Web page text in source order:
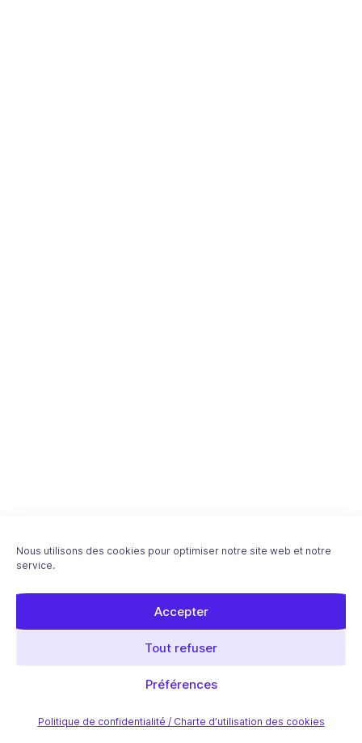
Nous utilisons des cookies pour optimiser notre site web et notre
service.
Accepter
Tout refuser
Préférences
Politique de confidentialité / Charte d’utilisation des cookies
Download "Améliorez votre classement en
modifiant votre site (on-page)" ebook - Free
PDF